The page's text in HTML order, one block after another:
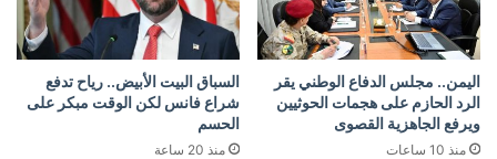
اليمن.. مجلس الدفاع الوطني يقر
الرد الحازم على هجمات الحوثيين
ويرفع الجاهزية القصوى
منذ 10 ساعات
السباق البيت الأبيض.. رياح تدفع
شراع فانس لكن الوقت مبكر على
الحسم
منذ 20 ساعة